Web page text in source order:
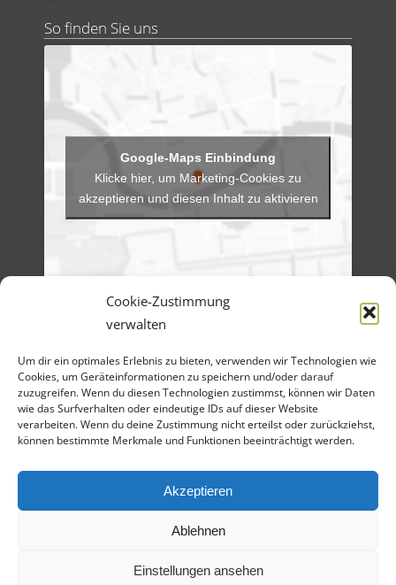
Cookie-Zustimmung
verwalten
Um dir ein optimales Erlebnis zu bieten, verwenden wir Technologien wie
Cookies, um Geräteinformationen zu speichern und/oder darauf
zuzugreifen. Wenn du diesen Technologien zustimmst, können wir Daten
wie das Surfverhalten oder eindeutige IDs auf dieser Website
verarbeiten. Wenn du deine Zustimmung nicht erteilst oder zurückziehst,
können bestimmte Merkmale und Funktionen beeinträchtigt werden.
Akzeptieren
Ablehnen
Einstellungen ansehen
So finden Sie uns
Klicke hier, um Marketing-Cookies zu
akzeptieren und diesen Inhalt zu aktivieren
Artikel-Archiv
Veranstaltungen
Angebote
Bilder-Galerien
Material
Spenden
Kontakt
Datenschutz